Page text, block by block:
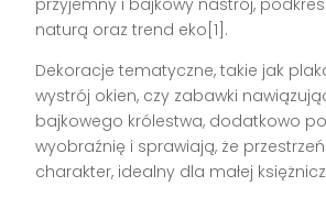
naturą oraz trend eko[1].
Dekoracje tematyczne, takie jak
wystrój okien, czy zabawki
bajkowego królestwa, dodatkowo
wyobraźnię i sprawiają, że
charakter, idealny dla małej